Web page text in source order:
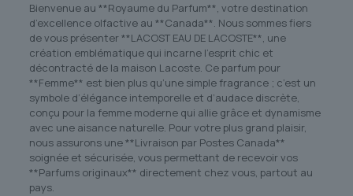
Bienvenue au **Royaume du Parfum**, votre destination
d’excellence olfactive au **Canada**. Nous sommes fiers
de vous présenter **LACOST EAU DE LACOSTE**, une
création emblématique qui incarne l’esprit chic et
décontracté de la maison Lacoste. Ce parfum pour
**Femme** est bien plus qu’une simple fragrance ; c’est un
symbole d’élégance intemporelle et d’audace discrète,
conçu pour la femme moderne qui allie grâce et dynamisme
avec une aisance naturelle. Pour votre plus grand plaisir,
nous assurons une **Livraison par Postes Canada**
soignée et sécurisée, vous permettant de recevoir vos
**Parfums originaux** directement chez vous, partout au
pays.